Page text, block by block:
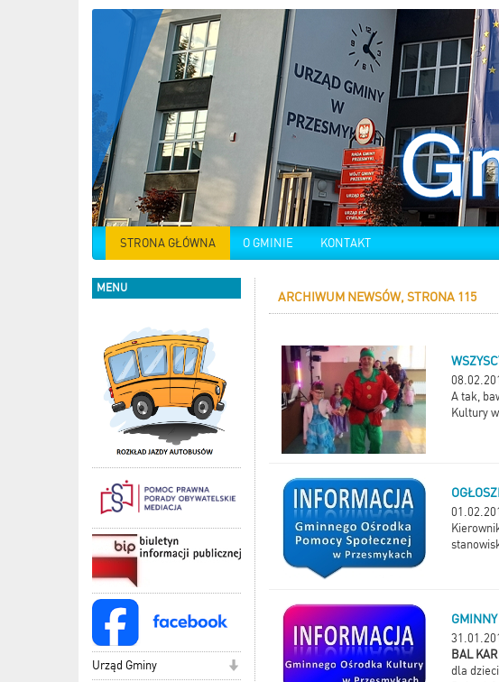
STRONA GŁÓWNA O GMINIE KONTAKT
MENU
Urząd Gminy
ARCHIWUM NEWSÓW, STRONA 115
A tak,
Kultury
BAL
dla